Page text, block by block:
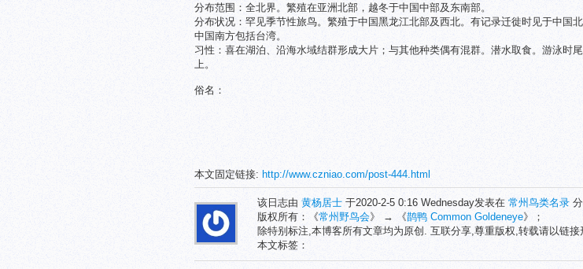
分布范围：全北界。繁殖在亚洲北部，越冬于中国中部及东南部。
分布状况：罕见季节性旅鸟。繁殖于中国黑龙江北部及西北。有记录迁徙时见于中国
中国南方包括台湾。
习性：喜在湖泊、沿海水域结群形成大片；与其他种类偶有混群。潜水取食。游泳时
上。
俗名：
本文固定链接: http://www.czniao.com/post-444.html
该日志由 黄杨居士 于2020-2-5 0:16 Wednesday发表在 常州鸟类名录
版权所有：《常州野鸟会》 → 《鹊鸭 Common Goldeneye》；
除特别标注,本博客所有文章均为原创. 互联分享,尊重版权,转载请以链接
本文标签：